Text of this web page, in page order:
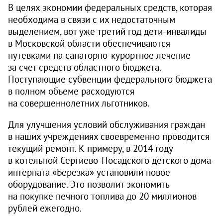
В целях экономии федеральных средств, которая
необходима в связи с их недостаточным
выделением, вот уже третий год дети-инвалиды
в Московской области обеспечиваются
путевками на санаторно-курортное лечение
за счет средств областного бюджета.
Поступающие субвенции федерального бюджета
в полном объеме расходуются
на совершеннолетних льготников.
Для улучшения условий обслуживания граждан
в наших учреждениях своевременно проводится
текущий ремонт. К примеру, в 2014 году
в котельной Сергиево-Посадского детского дома-
интерната «Березка» установили новое
оборудование. Это позволит экономить
на покупке печного топлива до 20 миллионов
рублей ежегодно.